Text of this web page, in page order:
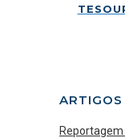
ARTIGOS